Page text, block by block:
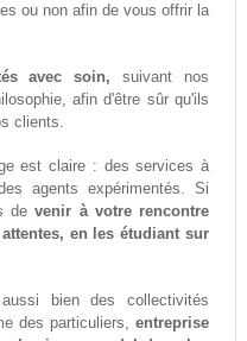
ou non afin de vous offrir la
avec soin, suivant nos
afin d'être sûr qu'ils
clients.
est claire : des services à
agents expérimentés. Si
devenir à votre rencontre
en les étudiant sur
bien des collectivités
des particuliers,entreprise